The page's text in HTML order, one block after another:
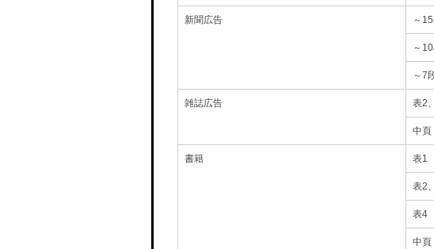
新聞広告 ～
～
～7
雑誌広告 表2
中頁
書籍 表1
表2
表4
中頁